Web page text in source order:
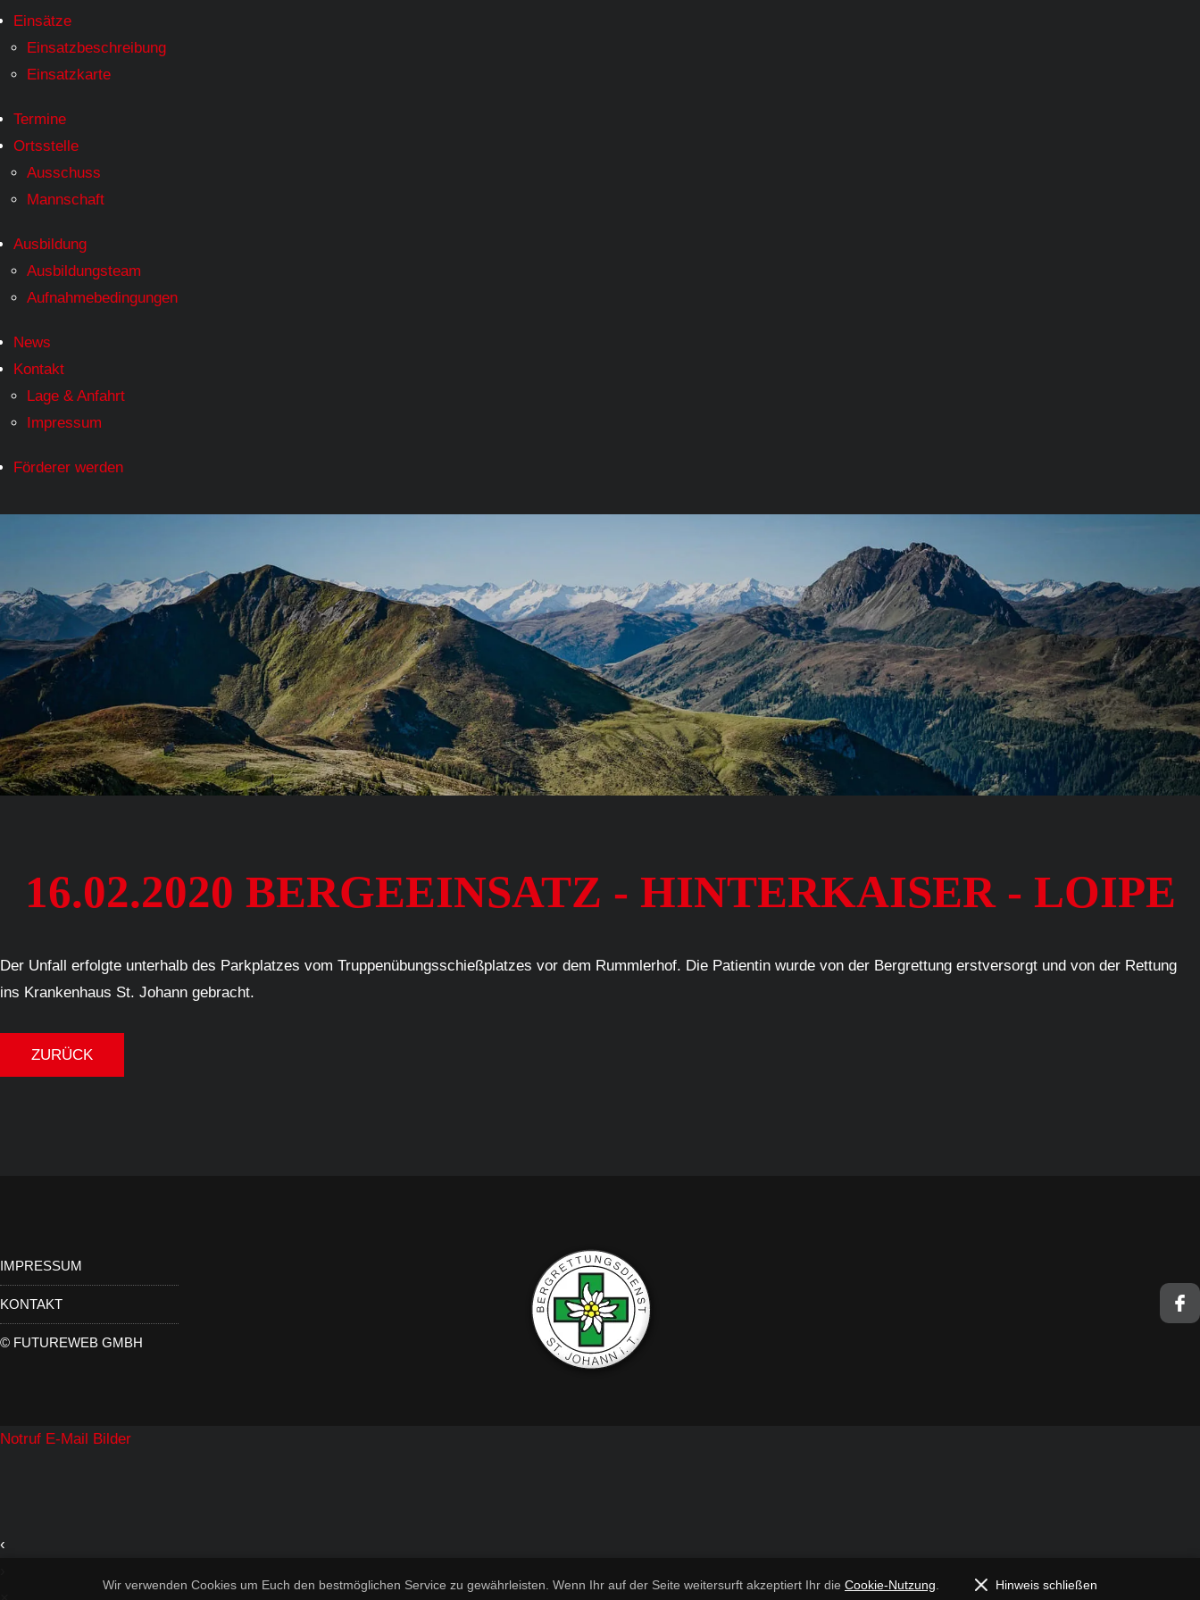
Einsätze
Einsatzbeschreibung
Einsatzkarte
Termine
Ortsstelle
Ausschuss
Mannschaft
Ausbildung
Ausbildungsteam
Aufnahmebedingungen
News
Kontakt
Lage & Anfahrt
Impressum
Förderer werden
16.02.2020 BERGEEINSATZ - HINTERKAISER - LOIPE
Der Unfall erfolgte unterhalb des Parkplatzes vom Truppenübungsschießplatzes vor dem Rummlerhof. Die Patientin wurde von der Bergrettung erstversorgt und von der Rettung
ins Krankenhaus St. Johann gebracht.
ZURÜCK
IMPRESSUM
KONTAKT
© FUTUREWEB GMBH
Notruf E-Mail Bilder
Wir verwenden Cookies um Euch den bestmöglichen Service zu gewährleisten. Wenn Ihr auf der Seite weitersurft akzeptiert Ihr die Cookie-Nutzung Hinweis schließen
‹